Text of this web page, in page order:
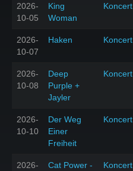
2026-
10-05
King
Woman
Koncert
2026-
10-07
Haken Koncert
2026-
10-08
Deep
Purple +
Jayler
Koncert
2026-
10-10
Der Weg
Einer
Freiheit
Koncert
2026-
Cat Power -
Koncert